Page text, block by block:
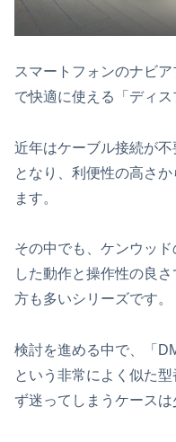
スマートフォンのナビ
で快適に使える「ディス
近年はケーブル接続が
となり、利便性の高さ
ます。
その中でも、ケンウッ
した動作と操作性の良
方も多いシリーズです。
検討を進める中で、「
という非常によく似た
ず迷ってしまうケースは